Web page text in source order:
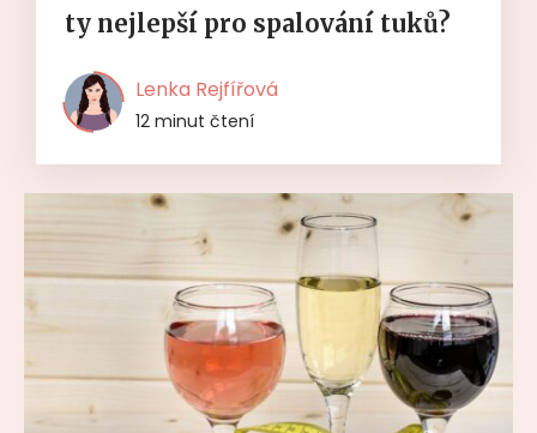
ty nejlepší pro spalování tuků?
Lenka Rejfířová
12 minut čtení